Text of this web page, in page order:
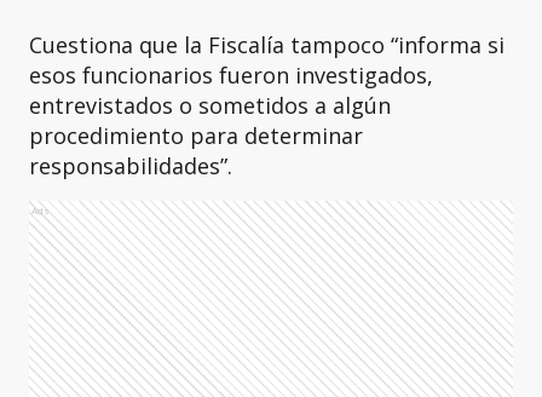
Cuestiona que la Fiscalía tampoco “informa si
esos funcionarios fueron investigados,
entrevistados o sometidos a algún
procedimiento para determinar
responsabilidades”.
Ads